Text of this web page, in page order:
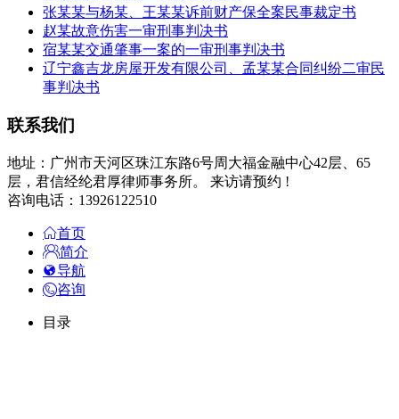
张某某与杨某、王某某诉前财产保全案民事裁定书
赵某故意伤害一审刑事判决书
宿某某交通肇事一案的一审刑事判决书
辽宁鑫吉龙房屋开发有限公司、孟某某合同纠纷二审民
事判决书
联系我们
地址：广州市天河区珠江东路6号周大福金融中心42层、65
层，君信经纶君厚律师事务所。 来访请预约 !
咨询电话：13926122510
首页
简介
导航
咨询
目录